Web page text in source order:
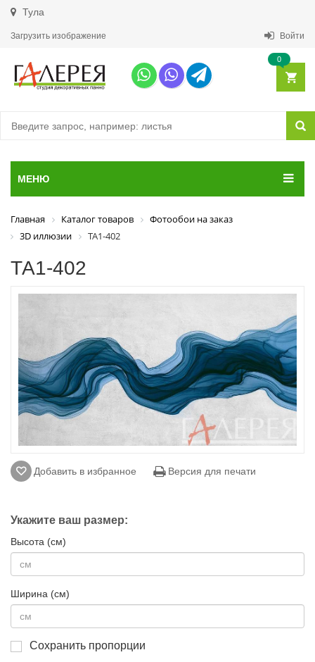
Тула
Загрузить изображение Войти
0
МЕНЮ
Главная Каталог товаров
Фотообои на заказ
3D иллюзии
ТА1-402
ТА1-402
Добавить в избранное Версия для печати
Укажите ваш размер:
Высота (см)
Ширина (см)
Сохранить пропорции